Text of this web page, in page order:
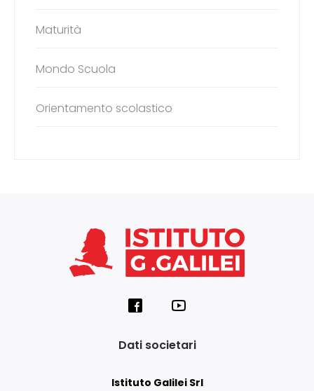
Maturità
Mondo Scuola
Orientamento scolastico
Dati societari
Istituto Galilei Srl